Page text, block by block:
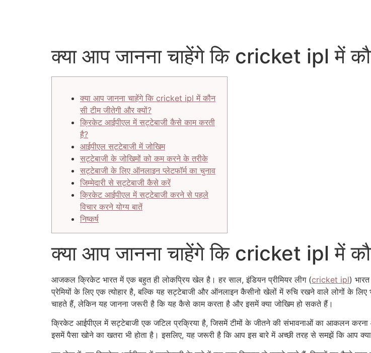
क्या आप जानना चाहेंगे कि cricket ipl में
क्या आप जानना चाहेंगे कि cricket ipl में कौन
सी टीम जीतेगी और क्यों?
क्रिकेट आईपीएल में सट्टेबाजी कैसे काम करती
है?
आईपीएल सट्टेबाजी में जोखिम
सट्टेबाजी के जोखिमों को कम करने के तरीके
सट्टेबाजी के लिए ऑनलाइन प्लेटफॉर्म का चुनाव
जिम्मेदारी से सट्टेबाजी कैसे करें
क्रिकेट आईपीएल में सट्टेबाजी करने से पहले
विचार करने योग्य बातें
निष्कर्ष
क्या आप जानना चाहेंगे कि cricket ipl में
आजकल क्रिकेट भारत में एक बहुत ही लोकप्रिय खेल है। हर साल, इंडियन प्रीमियर लीग (cricket ipl)
प्रेमियों के लिए एक त्योहार है, बल्कि यह सट्टेबाजी और ऑनलाइन कैसीनो खेलों में रुचि रखने वाले लोगों के
चाहते हैं, लेकिन यह जानना जरूरी है कि यह कैसे काम करता है और इसमें क्या जोखिम हो सकते हैं।
क्रिकेट आईपीएल में सट्टेबाजी एक जटिल प्रक्रिया है, जिसमें टीमों के जीतने की संभावनाओं का आकलन
इसमें पैसा खोने का खतरा भी होता है। इसलिए, यह जरूरी है कि आप इस बारे में अच्छी तरह से समझें कि आप